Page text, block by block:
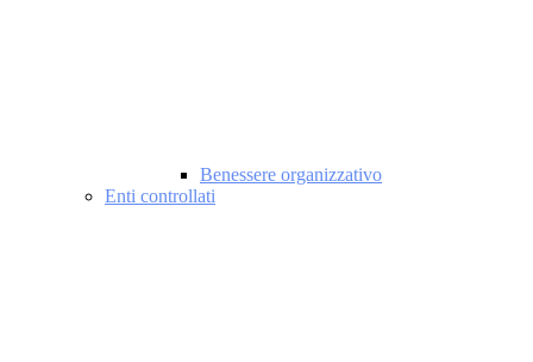
Benessere organizzativo
Enti controllati